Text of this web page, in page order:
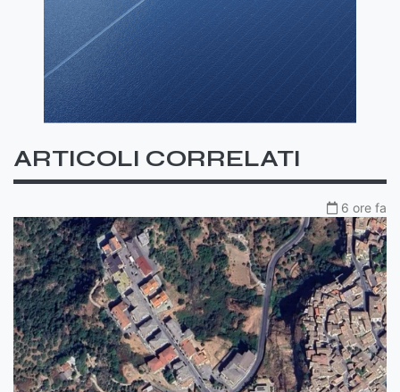
ARTICOLI CORRELATI
6 ore fa